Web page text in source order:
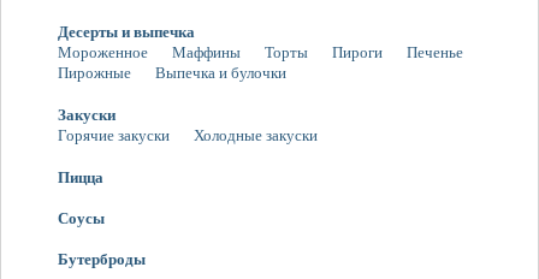
Десерты и выпечка
Мороженное
Маффины Торты Пироги
Печенье
Пирожные
Выпечка и булочки
Закуски
Горячие закуски
Холодные закуски
Пицца
Соусы
Бутерброды